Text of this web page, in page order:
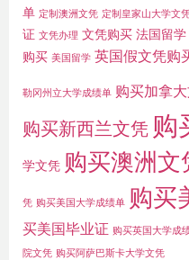
单 定制澳洲文凭 定制皇家山大学文
证 文凭办理 文凭购买 法国留学
购买 美国留学 英国假文凭购
勒冈州立大学成绩单 购买加拿
购买新西兰文凭 购
学文凭 购买澳洲文
凭 购买美国大学成绩单 购买
买美国毕业证 购买英国大学成
院文凭 购买阿萨巴斯卡大学文凭